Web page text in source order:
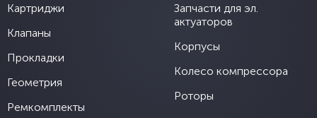
Картриджи
Клапаны
Прокладки
Геометрия
Ремкомплекты
Запчасти для эл.
актуаторов
Корпусы
Колесо компрессора
Роторы